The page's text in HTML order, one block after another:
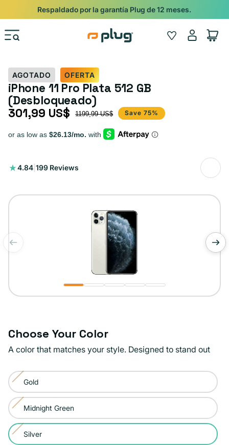
Ir al contenido
Respaldado por la garantía Plug de 12 meses.
Wishlist
Iniciar
sesión
Carrito
AGOTADO OFERTA
iPhone 11 Pro Plata 512 GB
(Desbloqueado)
Precio de oferta
301,99 US$
Precio habitual 1199,99 US$ Save 75%
4.84 199 Reviews
199
Choose Your Color
A color that matches your style. Designed to stand out
Color:
SilverGold
Variante
agotada
o
no
disponible
Midnight Green
Variante
agotada
o
Silver
Variante